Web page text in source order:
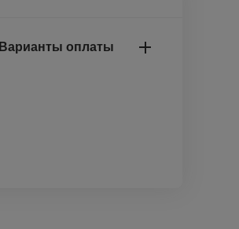
Варианты оплаты